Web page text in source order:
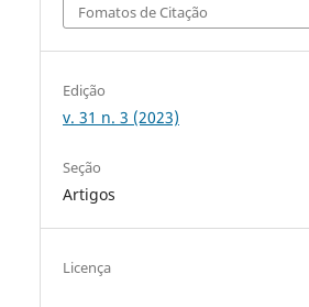
Fomatos de Citação
Edição
v. 31 n. 3 (2023)
Seção
Artigos
Licença